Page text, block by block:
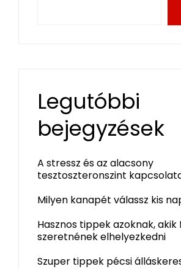
Legutóbbi
bejegyzések
A stressz és az alacsony
tesztoszteronszint
Milyen kanapét válassz kis
Hasznos tippek azoknak, akik
szeretnének elhelyezkedni
Szuper tippek pécsi